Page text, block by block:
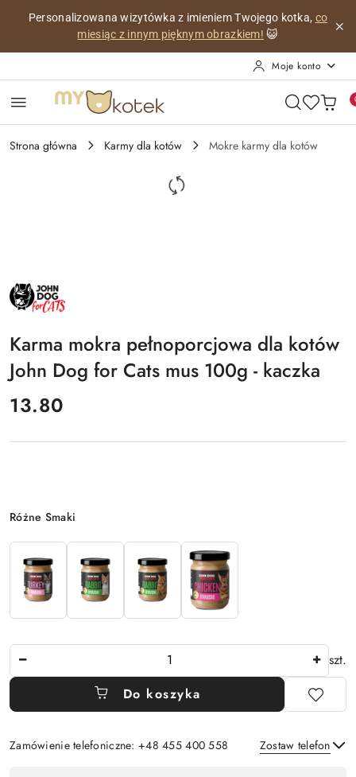
Przejdź do treści głównej
Przejdź do wyszukiwarki
Przejdź do moje konto
Przejdź do menu głównego
Przejdź do opisu produktu
Przejdź do stopki
Personalizowana wizytówka z imieniem Twojego kotka, co
miesiąc z innym pięknym obrazkiem! 😺
Moje konto
Strona główna Karmy dla kotów Mokre karmy dla kotów
NAZWA
PRODUCENTA:
JOHN
CATS
Karma mokra pełnoporcjowa dla kotów
John Dog for Cats mus 100g - kaczka
cena:
13.80
Wariant
Różne Smaki
szt.
Do koszyka
Zamówienie telefoniczne: +48 455 400 558 Zostaw telefon